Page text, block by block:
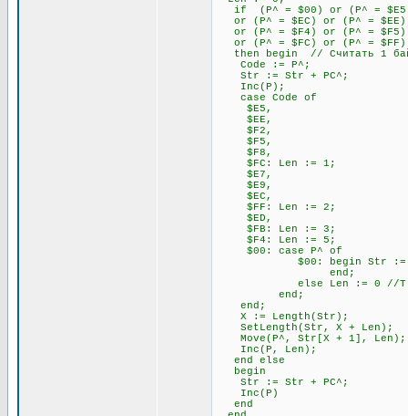
if (P^ = $00) or (P^ = $E5)
or (P^ = $EC) or (P^ = $EE)
or (P^ = $F4) or (P^ = $F5)
or (P^ = $FC) or (P^ = $FF)
then begin // Считать 1
Code := P^;
Str := Str + PC^;
Inc(P);
case Code of
$E5,
$EE,
$F2,
$F5,
$F8,
$FC: Len := 1;
$E7,
$E9,
$EC,
$FF: Len := 2;
$ED,
$FB: Len := 3;
$F4: Len := 5;
$00: case P^ of
$00: begin Str := Str +
end;
else Len := 0 //Т.к. 00,
end;
end;
X := Length(Str);
SetLength(Str, X + Len);
Move(P^, Str[X + 1], Len);
Inc(P, Len);
end else
begin
Str := Str + PC^;
Inc(P)
end